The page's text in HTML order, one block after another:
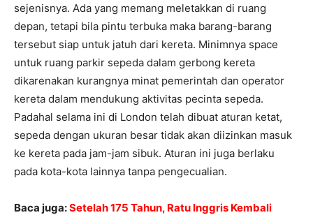
sejenisnya. Ada yang memang meletakkan di ruang
depan, tetapi bila pintu terbuka maka barang-barang
tersebut siap untuk jatuh dari kereta. Minimnya space
untuk ruang parkir sepeda dalam gerbong kereta
dikarenakan kurangnya minat pemerintah dan operator
kereta dalam mendukung aktivitas pecinta sepeda.
Padahal selama ini di London telah dibuat aturan ketat,
sepeda dengan ukuran besar tidak akan diizinkan masuk
ke kereta pada jam-jam sibuk. Aturan ini juga berlaku
pada kota-kota lainnya tanpa pengecualian.
Baca juga:Setelah 175 Tahun, Ratu Inggris Kembali